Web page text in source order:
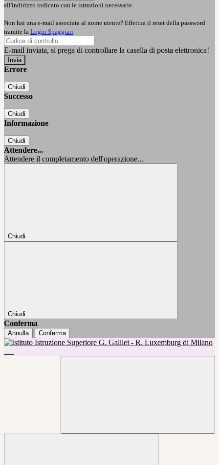
all'indirizzo indicato con le istruzioni necessarie.
Non hai una e-mail associata al nome utente? Effettua il reset della password
tramite la Login Spaggiari
E-mail inviata, si prega di controllare la casella di posta elettronica!
Errore
Chiudi
Successo
Chiudi
Informazione
Chiudi
Attendere...
Attendere il completamento dell'operazione...
Chiudi
Chiudi
Conferma
Annulla Conferma